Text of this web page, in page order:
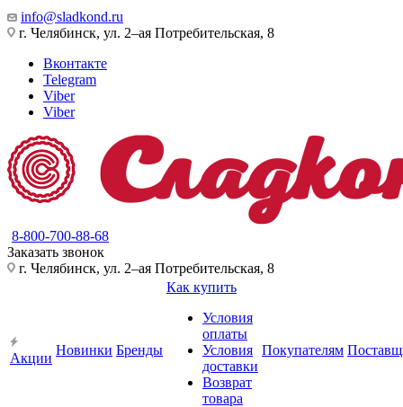
info@sladkond.ru
г. Челябинск, ул. 2–ая Потребительская, 8
Вконтакте
Telegram
Viber
Viber
8-800-700-88-68
Заказать звонок
г. Челябинск, ул. 2–ая Потребительская, 8
Акции
Новинки Бренды
Как купить
Условия
оплаты
Условия
доставки
Возврат
товара
Покупателям